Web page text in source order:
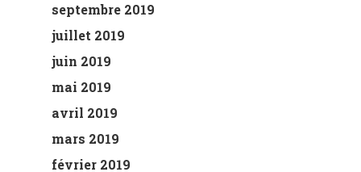
septembre 2019
juillet 2019
juin 2019
mai 2019
avril 2019
mars 2019
février 2019